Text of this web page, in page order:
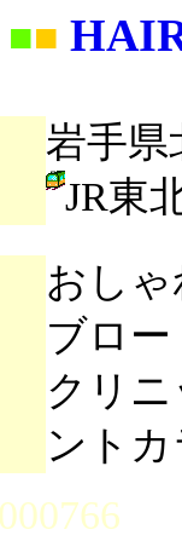
■■
岩手県
JR東
おし
ブロ
クリ
ントカ